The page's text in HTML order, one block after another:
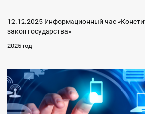
12.12.2025 Информационный час
закон государства»
2025 год